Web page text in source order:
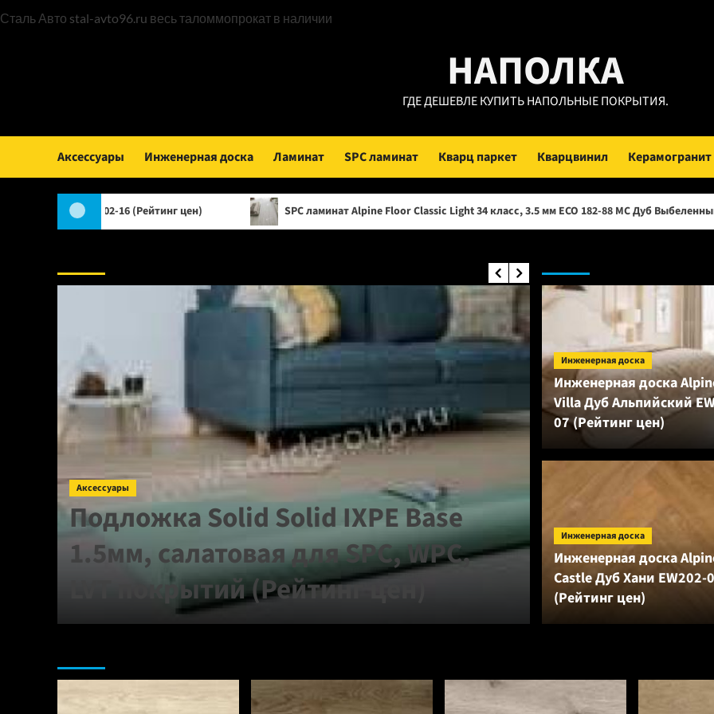
Сталь Авто stal-avto96.ru весь таломмопрокат в наличии
НАПОЛКА
ГДЕ ДЕШЕВЛЕ КУПИТЬ НАПОЛЬНЫЕ ПОКРЫТИЯ.
Аксессуары Инженерная доска Ламинат SPC ламинат Кварц паркет Кварцвинил Керамогранит
1002-16 (Рейтинг цен) SPC ламинат Alpine Floor Classic Light 34 класс, 3.5 мм ECO 182-88 МС Дуб Выбеленный (Рейтинг цен)
Аксессуары
Подложка Solid Solid IXPE Base
1.5мм, салатовая для SPC, WPC,
LVT покрытий (Рейтинг цен)
Подложка
оранжевая
покрытий
Инженерная доска
Инженерная доска
Villa Дуб Альпийский
07 (Рейтинг цен)
Инженерная доска
Инженерная доска
Castle Дуб Хани EW202-
(Рейтинг цен)